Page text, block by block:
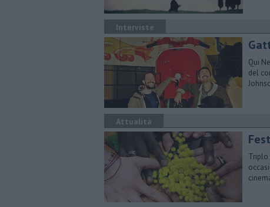
Interviste
Qui
del
Attualità
​Triplo